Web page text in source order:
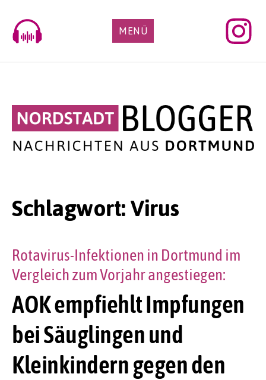
content
MENÜ
Schlagwort:Virus
AOK empfiehlt Impfungen
bei Säuglingen und
Kleinkindern gegen den
Rotavirus-Infektionen in Dortmund im
Vergleich zum Vorjahr angestiegen: